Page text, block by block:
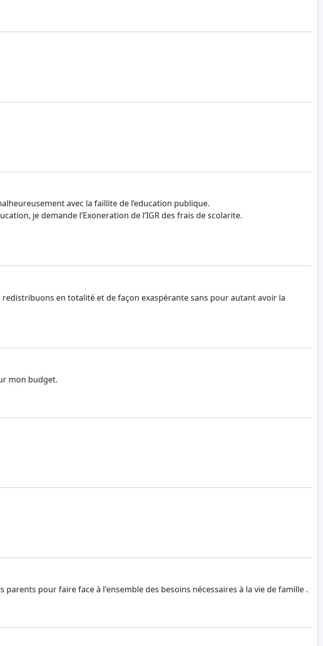
avec la faillite de l’education publique.
je demande l’Exoneration de l’IGR des frais de scolarite.
en totalité et de façon exaspérante sans pour autant avoir la
mon budget.
pour faire face à l'ensemble des besoins nécessaires à la vie de famille .